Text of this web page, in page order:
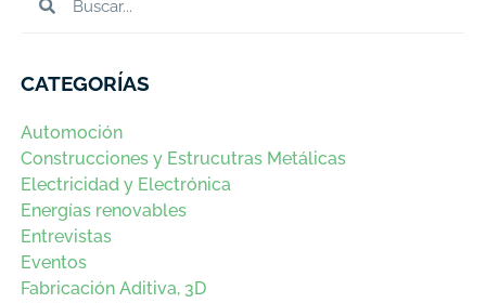
CATEGORÍAS
Automoción
Construcciones y Estrucutras Metálicas
Electricidad y Electrónica
Energías renovables
Entrevistas
Eventos
Fabricación Aditiva, 3D